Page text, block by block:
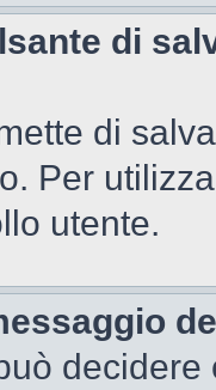
di
di
Per
utente.